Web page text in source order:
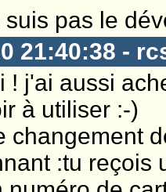
suis pas le
21:40:38 -
! j'ai aussi
à utiliser :-)
changement
:tu reçois